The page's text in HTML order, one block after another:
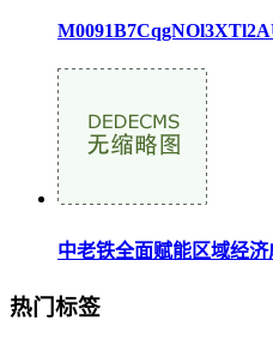
中老铁全面赋能区域经
热门标签